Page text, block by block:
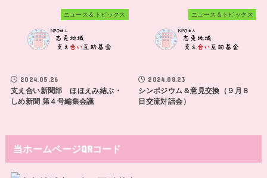
ニュース＆トピックス
2024.05.26
支え合い新聞部 ほほえみ結ぶ・
しめ新聞 第４号編集会議
ニュース＆トピックス
2024.08.23
シンポジウム＆意見交換（９月８
日交流対話会）
当ホームページQRコード